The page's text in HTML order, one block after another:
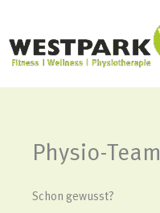
springen
Physio-Team
Schon gewusst?